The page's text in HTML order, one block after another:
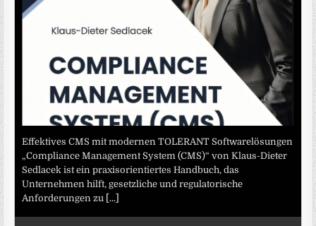
Effektives CMS mit modernen TOLERANT Softwarelösungen
„Compliance Management System (CMS)“ von Klaus-Dieter
Sedlacek ist ein praxisorientiertes Handbuch, das
Unternehmen hilft, gesetzliche und regulatorische
Anforderungen zu
[...]